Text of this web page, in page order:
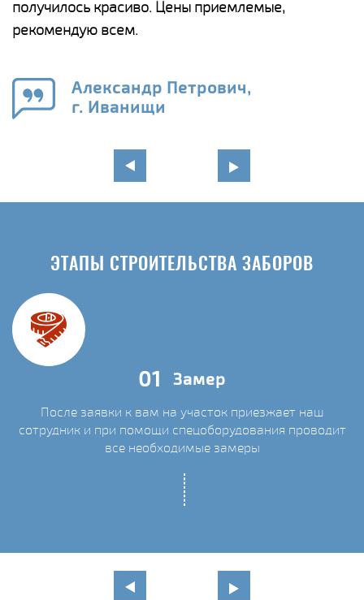
получилось красиво. Цены приемлемые,
рекомендую всем.
Александр Петрович,
г. Иванищи
ЭТАПЫ СТРОИТЕЛЬСТВА ЗАБОРОВ
01 Замер
После заявки к вам на участок приезжает наш
сотрудник и при помощи спецоборудования проводит
все необходимые замеры